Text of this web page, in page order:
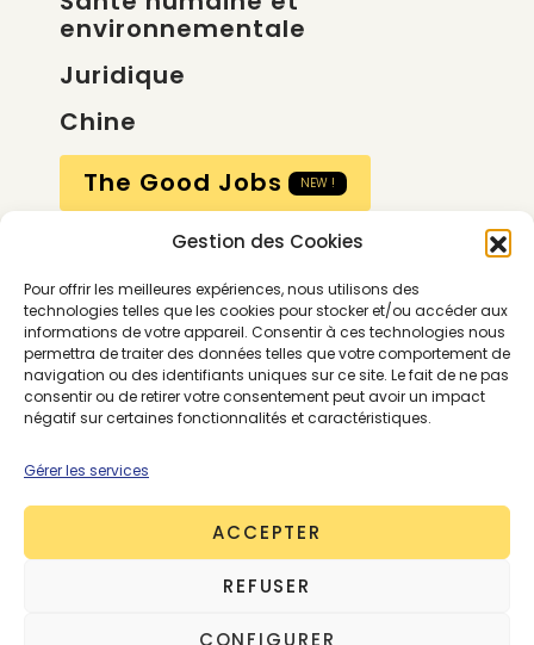
Gestion des Cookies
Pour offrir les meilleures expériences, nous utilisons des
technologies telles que les cookies pour stocker et/ou accéder aux
informations de votre appareil. Consentir à ces technologies nous
permettra de traiter des données telles que votre comportement de
navigation ou des identifiants uniques sur ce site. Le fait de ne pas
consentir ou de retirer votre consentement peut avoir un impact
négatif sur certaines fonctionnalités et caractéristiques.
Gérer les services
ACCEPTER
REFUSER
CONFIGURER
environnementale
Juridique
Chine
The Good Jobs
NEW !
Compte
Calendrier
Contactez-nous
Conditions générales
Mentions légales
Gestion des cookies